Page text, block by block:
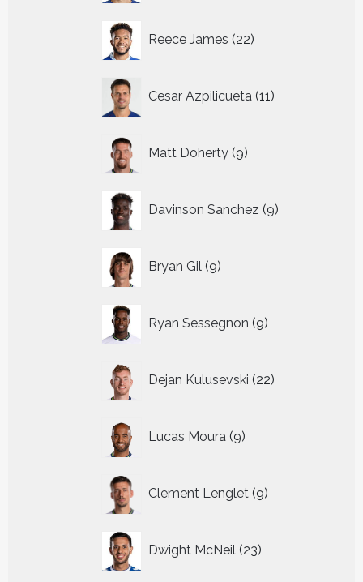
Reece James 22
producten
Cesar Azpilicueta 11
producten
Matt Doherty 9
producten
Davinson Sanchez 9
producten
Bryan Gil 9
producten
Ryan Sessegnon 9
producten
Dejan Kulusevski 22
producten
Lucas Moura 9
producten
Clement Lenglet 9
producten
Dwight McNeil 23
producten